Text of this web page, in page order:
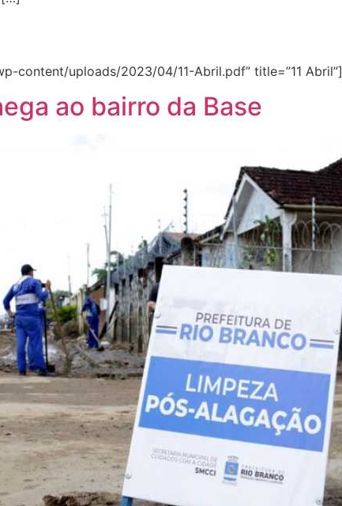
content/uploads/2023/04/11-Abril.pdf” title=”11 Abril”]
ao bairro da Base